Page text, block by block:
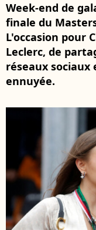
Week-end de
finale du
L'occasion pour
Leclerc, de
réseaux
ennuyée.